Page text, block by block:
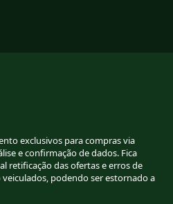
exclusivos para compras via
e confirmação de dados. Fica
retificação das ofertas e erros de
podendo ser estornado a